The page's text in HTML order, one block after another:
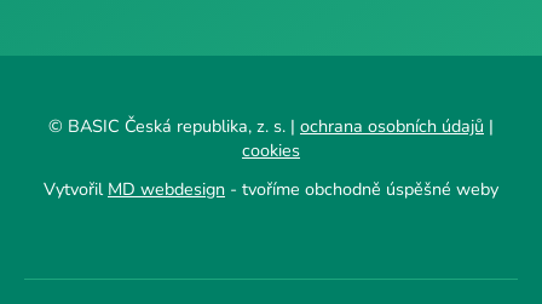
© BASIC Česká republika, z. s. | ochrana osobních údajů |
cookies
Vytvořil MD webdesign - tvoříme obchodně úspěšné weby